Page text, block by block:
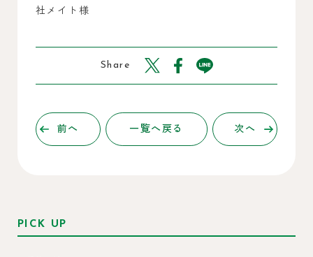
社メイト様
Share
前へ 一覧へ戻る 次へ
PICK UP